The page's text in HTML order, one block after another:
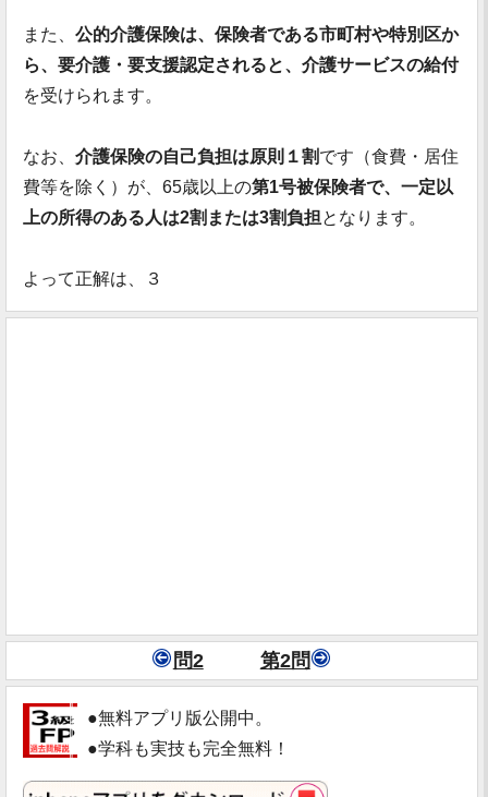
また、 公的介護保険は、保険者である市町村や特別区か
ら、要介護・要支援認定されると、介護サービスの給付
を受けられます。
なお、 介護保険の自己負担は原則１割です（食費・居住
費等を除く）が、65歳以上の第1号被保険者で、一定以
上の所得のある人は2割または3割負担となります。
よって正解は、３
問2 第2問
●無料アプリ版公開中。
●学科も実技も完全無料！